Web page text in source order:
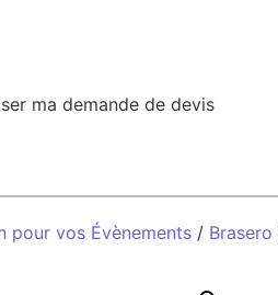
ma demande de devis
pour vos Évènements / Brasero